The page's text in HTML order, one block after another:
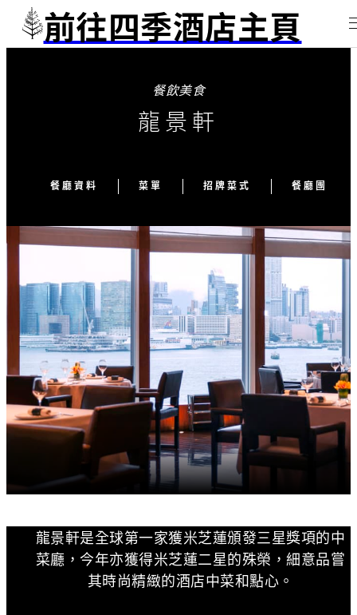
前往四季酒店主頁
餐飲美食
龍景軒
餐廳資料 菜單 招牌菜式 餐廳團隊
龍景軒是全球第一家獲米芝蓮頒發三星獎項的中
菜廳，今年亦獲得米芝蓮二星的殊榮，細意品嘗
其時尚精緻的酒店中菜和點心。